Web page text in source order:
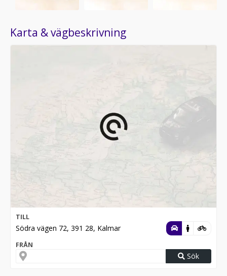
Karta & vägbeskrivning
TILL
Södra vägen 72, 391 28, Kalmar
FRÅN
Sök